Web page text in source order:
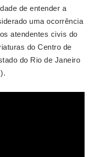
de entender a
uma ocorrência
atendentes civis do
do Centro de
do Rio de Janeiro
).